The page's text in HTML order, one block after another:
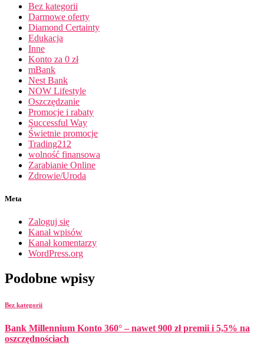
Bez kategorii
Darmowe oferty
Diamond Certainty
Edukacja
Inne
Konto za 0 zł
mBank
Nest Bank
NOW Lifestyle
Oszczędzanie
Promocje i rabaty
Successful Way
Świetnie promocje
Trading212
wolność finansowa
Zarabianie Online
Zdrowie/Uroda
Meta
Zaloguj się
Kanał wpisów
Kanał komentarzy
WordPress.org
Podobne wpisy
Bez kategorii
Bank Millennium Konto 360° – nawet 900 zł premii i 5,5% na
oszczędnościach